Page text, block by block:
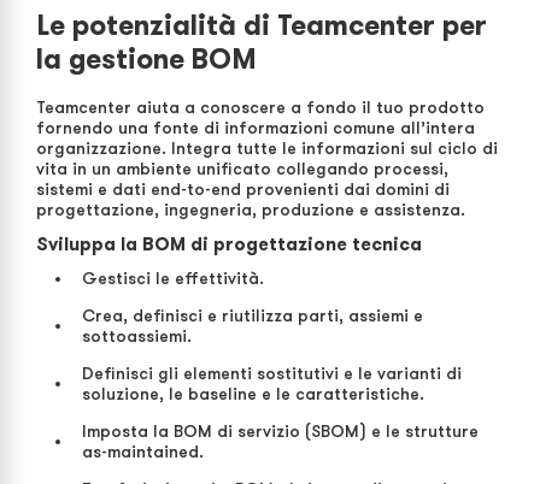
Le potenzialità di Teamcenter per
la gestione BOM
Teamcenter aiuta a conoscere a fondo il tuo prodotto
fornendo una fonte di informazioni comune all’intera
organizzazione. Integra tutte le informazioni sul ciclo di
vita in un ambiente unificato collegando processi,
sistemi e dati end-to-end provenienti dai domini di
progettazione, ingegneria, produzione e assistenza.
Sviluppa la BOM di progettazione tecnica
Gestisci le effettività.
Crea, definisci e riutilizza parti, assiemi e
sottoassiemi.
Definisci gli elementi sostitutivi e le varianti di
soluzione, le baseline e le caratteristiche.
Imposta la BOM di servizio (SBOM) e le strutture
as-maintained.